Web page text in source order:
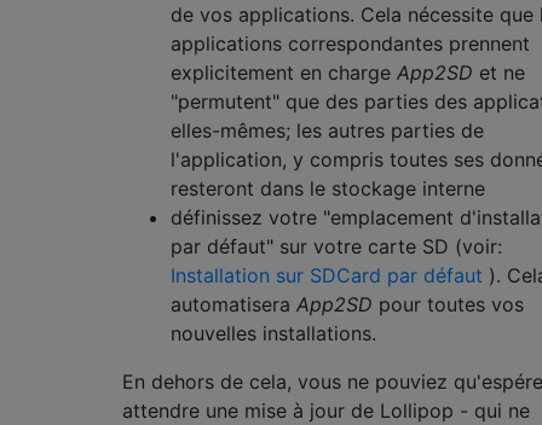
de vos applications. Cela nécessite que
applications correspondantes prennent
explicitement en charge App2SD et ne
"permutent" que des parties des
elles-mêmes; les autres parties de
l'application, y compris toutes ses
resteront dans le stockage interne
définissez votre "emplacement
par défaut" sur votre carte SD (voir:
Installation sur SDCard par défaut ).
automatisera App2SD pour toutes vos
nouvelles installations.
En dehors de cela, vous ne pouviez
attendre une mise à jour de Lollipop - qui ne